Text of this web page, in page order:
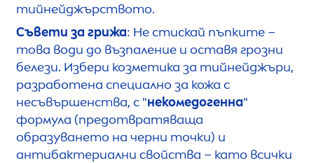
тийнейджърството.
Съвети за грижа: Не стискай пъпките –
това води до възпаление и оставя грозни
белези. Избери козметика за тийнейджъри,
разработена специално за кожа с
несъвършенства, с "некомедогенна"
формула (предотвратяваща
образуването на черни точки) и
антибактериални свойства – като всички